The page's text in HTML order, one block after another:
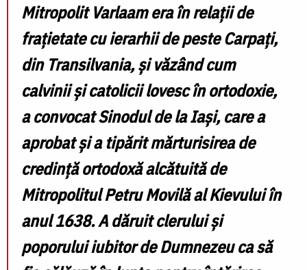
Mitropolit Varlaam era în relații de
frațietate cu ierarhii de peste Carpați,
din Transilvania, și văzând cum
calvinii și catolicii lovesc în ortodoxie,
a convocat Sinodul de la Iași, care a
aprobat și a tipărit mărturisirea de
credință ortodoxă alcătuită de
Mitropolitul Petru Movilă al Kievului în
anul 1638. A dăruit clerului și
poporului iubitor de Dumnezeu ca să